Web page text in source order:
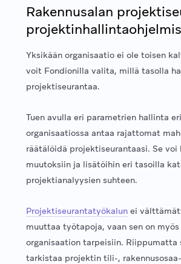
Rakennusalan
Yksikään organisaatio ei ole toisen
voit Fondionilla valita, millä tasolla
projektiseurantaa.
Tuen avulla eri parametrien hallinta
organisaatiossa antaa rajattomat
räätälöidä projektiseurantaasi. Se voi
muutoksiin ja lisätöihin eri tasoilla
projektianalyysien suhteen.
Projektiseurantatyökalunei
muuttaa työtapoja, vaan sen on
organisaation tarpeisiin. Riippumatta
tarkistaa projektin tili-,